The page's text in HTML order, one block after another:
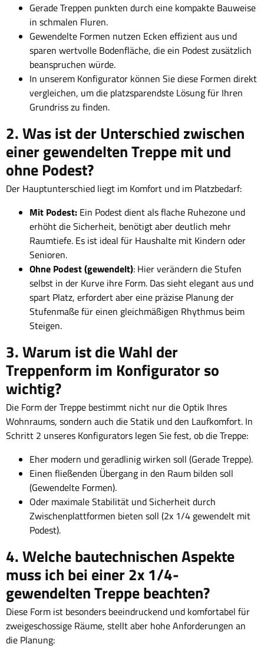
Gerade Treppen punkten durch eine kompakte Bauweise
in schmalen Fluren.
Gewendelte Formen nutzen Ecken effizient aus und
sparen wertvolle Bodenfläche, die ein Podest zusätzlich
beanspruchen würde.
In unserem Konfigurator können Sie diese Formen direkt
vergleichen, um die platzsparendste Lösung für Ihren
Grundriss zu finden.
2. Was ist der Unterschied zwischen
einer gewendelten Treppe mit und
ohne Podest?
Der Hauptunterschied liegt im Komfort und im Platzbedarf:
Mit Podest: Ein Podest dient als flache Ruhezone und
erhöht die Sicherheit, benötigt aber deutlich mehr
Raumtiefe. Es ist ideal für Haushalte mit Kindern oder
Senioren.
Ohne Podest (gewendelt): Hier verändern die Stufen
selbst in der Kurve ihre Form. Das sieht elegant aus und
spart Platz, erfordert aber eine präzise Planung der
Stufenmaße für einen gleichmäßigen Rhythmus beim
Steigen.
3. Warum ist die Wahl der
Treppenform im Konfigurator so
wichtig?
Die Form der Treppe bestimmt nicht nur die Optik Ihres
Wohnraums, sondern auch die Statik und den Laufkomfort. In
Schritt 2 unseres Konfigurators legen Sie fest, ob die Treppe:
Eher modern und geradlinig wirken soll (Gerade Treppe).
Einen fließenden Übergang in den Raum bilden soll
(Gewendelte Formen).
Oder maximale Stabilität und Sicherheit durch
Zwischenplattformen bieten soll (2x 1/4 gewendelt mit
Podest).
4. Welche bautechnischen Aspekte
muss ich bei einer 2x 1/4-
gewendelten Treppe beachten?
Diese Form ist besonders beeindruckend und komfortabel für
zweigeschossige Räume, stellt aber hohe Anforderungen an
die Planung: